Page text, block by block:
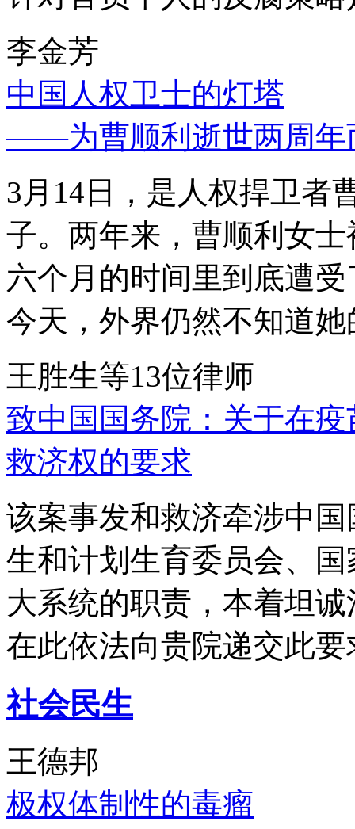
李金芳
中国人权卫士的灯塔
——为曹顺利逝世两周年
3月14日，是人权捍卫者
子。两年来，曹顺利女
六个月的时间里到底遭
今天，外界仍然不知道
王胜生等13位律师
致中国国务院：关于在
救济权的要求
该案事发和救济牵涉中
生和计划生育委员会、
大系统的职责，本着坦
在此依法向贵院递交此要
社会民生
王德邦
极权体制性的毒瘤